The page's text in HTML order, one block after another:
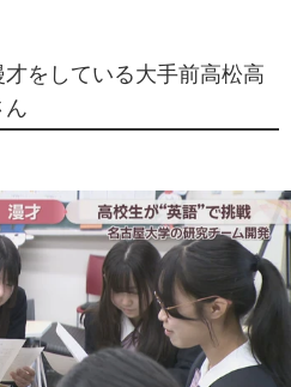
才をしている大手前高松高
ん